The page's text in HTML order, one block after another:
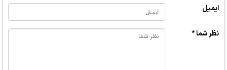
ایمیل
نظر شما *